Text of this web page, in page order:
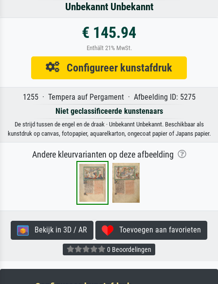
Unbekannt Unbekannt
€ 145.94
Enthält 21% MwSt.
Configureer kunstafdruk
1255 · Tempera auf Pergament · Afbeelding ID: 5275
Niet geclassificeerde kunstenaars
De strijd tussen de engel en de draak · Unbekannt Unbekannt. Beschikbaar als
kunstdruk op canvas, fotopapier, aquarelkarton, ongecoat papier of Japans papier.
Andere kleurvarianten op deze afbeelding
Bekijk in 3D / AR Toevoegen aan favorieten
0 Beoordelingen